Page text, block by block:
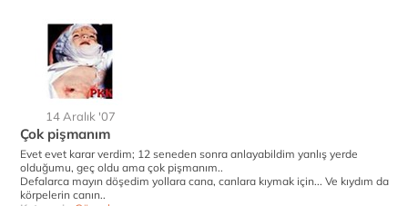
14 Aralık '07
Çok pişmanım
Evet evet karar verdim; 12 seneden sonra anlayabildim yanlış yerde
olduğumu, geç oldu ama çok pişmanım..
Defalarca mayın döşedim yollara cana, canlara kıymak için... Ve kıydım da
körpelerin canın..